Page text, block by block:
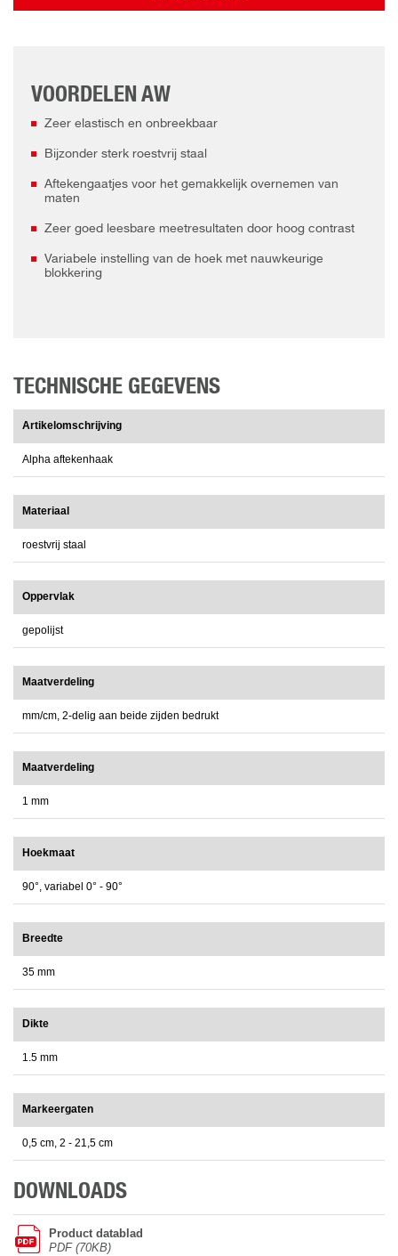
VOORDELEN AW
Zeer elastisch en onbreekbaar
Bijzonder sterk roestvrij staal
Aftekengaatjes voor het gemakkelijk overnemen van
maten
Zeer goed leesbare meetresultaten door hoog contrast
Variabele instelling van de hoek met nauwkeurige
blokkering
TECHNISCHE GEGEVENS
Artikelomschrijving
Alpha aftekenhaak
Materiaal
roestvrij staal
Oppervlak
gepolijst
Maatverdeling
mm/cm, 2-delig aan beide zijden bedrukt
Maatverdeling
1 mm
Hoekmaat
90°, variabel 0° - 90°
Breedte
35 mm
Dikte
1.5 mm
Markeergaten
0,5 cm, 2 - 21,5 cm
DOWNLOADS
Product datablad
PDF (70KB)